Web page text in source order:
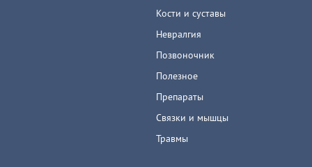
Кости и суставы
Невралгия
Позвоночник
Полезное
Препараты
Связки и мышцы
Травмы